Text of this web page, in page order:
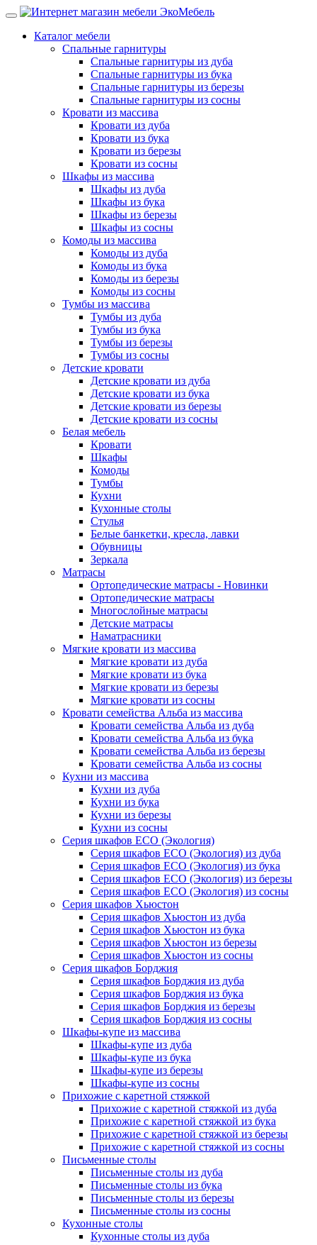
Каталог мебели
Спальные гарнитуры
Спальные гарнитуры из дуба
Спальные гарнитуры из бука
Спальные гарнитуры из березы
Спальные гарнитуры из сосны
Кровати из массива
Кровати из дуба
Кровати из бука
Кровати из березы
Кровати из сосны
Шкафы из массива
Шкафы из дуба
Шкафы из бука
Шкафы из березы
Шкафы из сосны
Комоды из массива
Комоды из дуба
Комоды из бука
Комоды из березы
Комоды из сосны
Тумбы из массива
Тумбы из дуба
Тумбы из бука
Тумбы из березы
Тумбы из сосны
Детские кровати
Детские кровати из дуба
Детские кровати из бука
Детские кровати из березы
Детские кровати из сосны
Белая мебель
Кровати
Шкафы
Комоды
Тумбы
Кухни
Кухонные столы
Стулья
Белые банкетки, кресла, лавки
Обувницы
Зеркала
Матрасы
Ортопедические матрасы - Новинки
Ортопедические матрасы
Многослойные матрасы
Детские матрасы
Наматрасники
Мягкие кровати из массива
Мягкие кровати из дуба
Мягкие кровати из бука
Мягкие кровати из березы
Мягкие кровати из сосны
Кровати семейства Альба из массива
Кровати семейства Альба из дуба
Кровати семейства Альба из бука
Кровати семейства Альба из березы
Кровати семейства Альба из сосны
Кухни из массива
Кухни из дуба
Кухни из бука
Кухни из березы
Кухни из сосны
Серия шкафов ECO (Экология)
Серия шкафов ECO (Экология) из дуба
Серия шкафов ECO (Экология) из бука
Серия шкафов ECO (Экология) из березы
Серия шкафов ECO (Экология) из сосны
Серия шкафов Хьюстон
Серия шкафов Хьюстон из дуба
Серия шкафов Хьюстон из бука
Серия шкафов Хьюстон из березы
Серия шкафов Хьюстон из сосны
Серия шкафов Борджия
Серия шкафов Борджия из дуба
Серия шкафов Борджия из бука
Серия шкафов Борджия из березы
Серия шкафов Борджия из сосны
Шкафы-купе из массива
Шкафы-купе из дуба
Шкафы-купе из бука
Шкафы-купе из березы
Шкафы-купе из сосны
Прихожие с каретной стяжкой
Прихожие с каретной стяжкой из дуба
Прихожие с каретной стяжкой из бука
Прихожие с каретной стяжкой из березы
Прихожие с каретной стяжкой из сосны
Письменные столы
Письменные столы из дуба
Письменные столы из бука
Письменные столы из березы
Письменные столы из сосны
Кухонные столы
Кухонные столы из дуба